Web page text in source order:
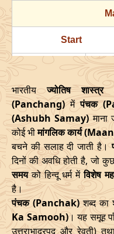
13/06/2026 16:07
18/06/2026 08:16
21/06/2026 15:21
25/06/2026 07:11
29/06/2026 03:06
Start
Date Time
02/07/2026 22:29
Start
Date
16/03/2026
Start
Date
13/04/2026
भारतीयज्योतिष
(Panchang)मेंपंचक
(Ashubh Samay)माना
कोई भीमांगलिक कार्य
बचने की सलाह दी जाती है।
दिनों की अवधि होती है, जो
समयको हिन्दू धर्म मेंविशेष
है।
पंचक (Panchak)शब्द का
Ka Samooh)। यह समूह
उत्तराभाद्रपद और रेवती)